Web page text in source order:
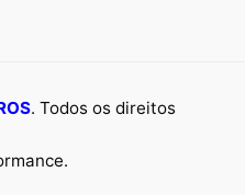
. Todos os direitos